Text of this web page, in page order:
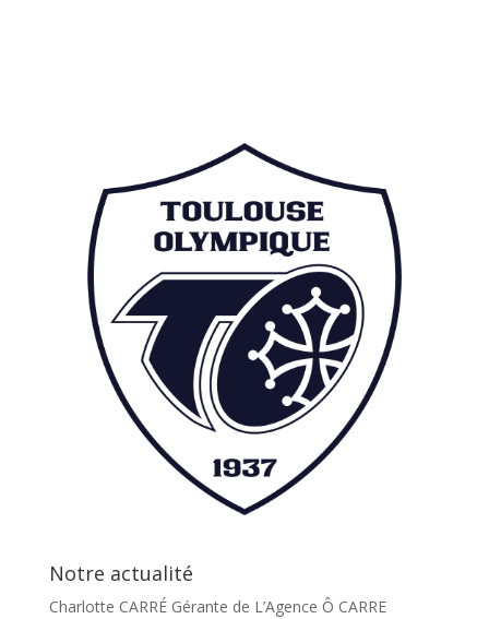
Notre actualité
Charlotte CARRÉ Gérante de L’Agence Ô CARRE